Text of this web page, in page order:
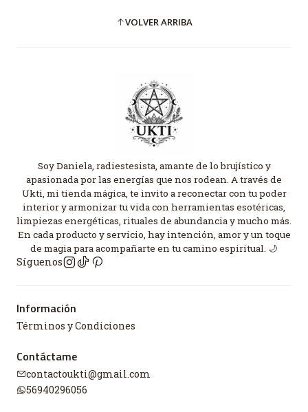
VOLVER ARRIBA
Soy Daniela, radiestesista, amante de lo brujístico y
apasionada por las energías que nos rodean. A través de
Ukti, mi tienda mágica, te invito a reconectar con tu poder
interior y armonizar tu vida con herramientas esotéricas,
limpiezas energéticas, rituales de abundancia y mucho más.
En cada producto y servicio, hay intención, amor y un toque
de magia para acompañarte en tu camino espiritual. 🌙
Síguenos
Información
Términos y Condiciones
Contáctame
contactoukti@gmail.com
56940296056